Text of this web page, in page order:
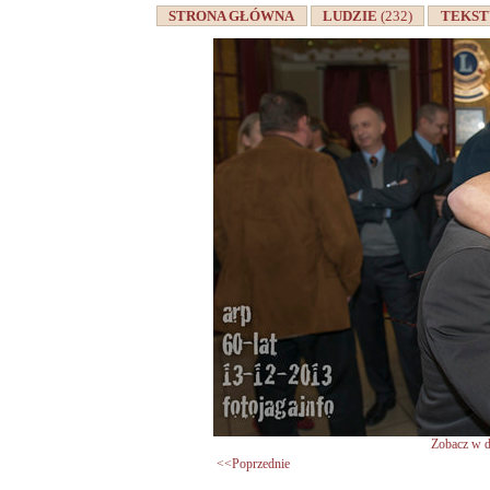
STRONA GŁÓWNA LUDZIE(232)
Zobacz w
<<Poprzednie